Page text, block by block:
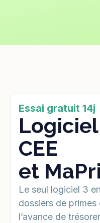
Essai gratuit 14j
Logiciel
CEE
et
Le seul logiciel 3
dossiers de primes
l’avance de